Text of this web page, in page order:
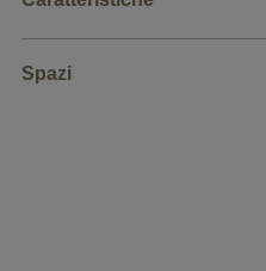
Spazi